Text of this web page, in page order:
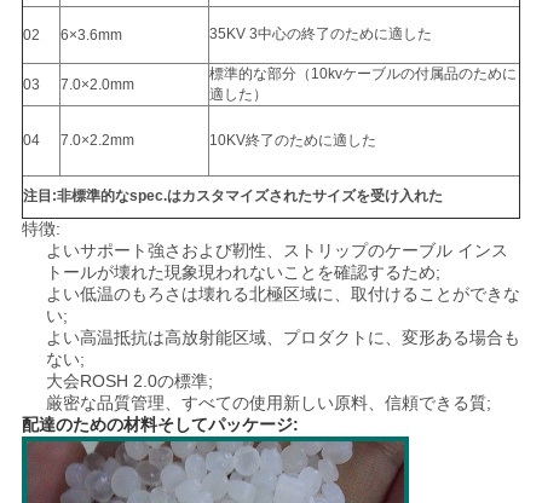
ニ
ュ
ス
ロ
02 6×3.6mm 35KV 3中心の終了のために適した
03 7.0×2.0mm
標準的な部分（10kvケーブルの付属品のために
適した）
04 7.0×2.2mm 10KV終了のために適した
注目:非標準的なspec.はカスタマイズされたサイズを受け入れた
特徴:
よいサポート強さおよび靭性、ストリップのケーブル インス
トールが壊れた現象現われないことを確認するため;
よい低温のもろさは壊れる北極区域に、取付けることができな
い;
よい高温抵抗は高放射能区域、プロダクトに、変形ある場合も
ない;
大会ROSH 2.0の標準;
厳密な品質管理、すべての使用新しい原料、信頼できる質;
配達のための材料そしてパッケージ: